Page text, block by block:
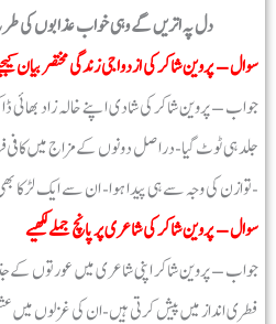
سوال – پروین شاکر کی ازدواجی زندگی مختصر بیان
جواب – پروین شاکر کی شادی اپنے خالہ زاد بھائی
جلد ہی ٹوٹ گیا-دراصل دونوں کے مزاج میں کافی
توازن کی وجہ سے ہی پیدا ہوا- ان سے ایک لڑکا بھی پیدا ہوا جس کا نام سیدمرادعلی رکھا گیا-
سوال – پروین شاکر کی شاعری پر پانچ جملے لکھیے
جواب – پروین شاکر اپنی شاعری میں عورتوں
فطری انداز میں پیش کرتی ہیں-ان کی غزلوں